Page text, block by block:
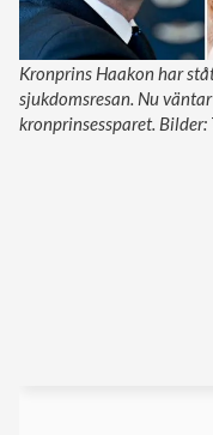
Kronprins Haakon har
sjukdomsresan. Nu
kronprinsessparet. Bilder: